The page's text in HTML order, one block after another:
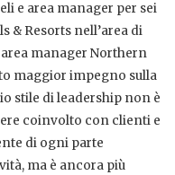
e area manager per sei
& Resorts nell’area di
manager Northern
maggior impegno sulla
stile di leadership non è
coinvolto con clienti e
di ogni parte
ma è ancora più